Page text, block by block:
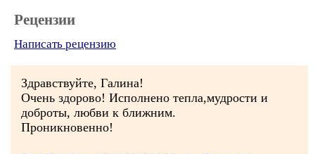
Рецензии
Написать рецензию
Здравствуйте, Галина!
Очень здорово! Исполнено тепла,мудрости и
доброты, любви к ближним.
Проникновенно!